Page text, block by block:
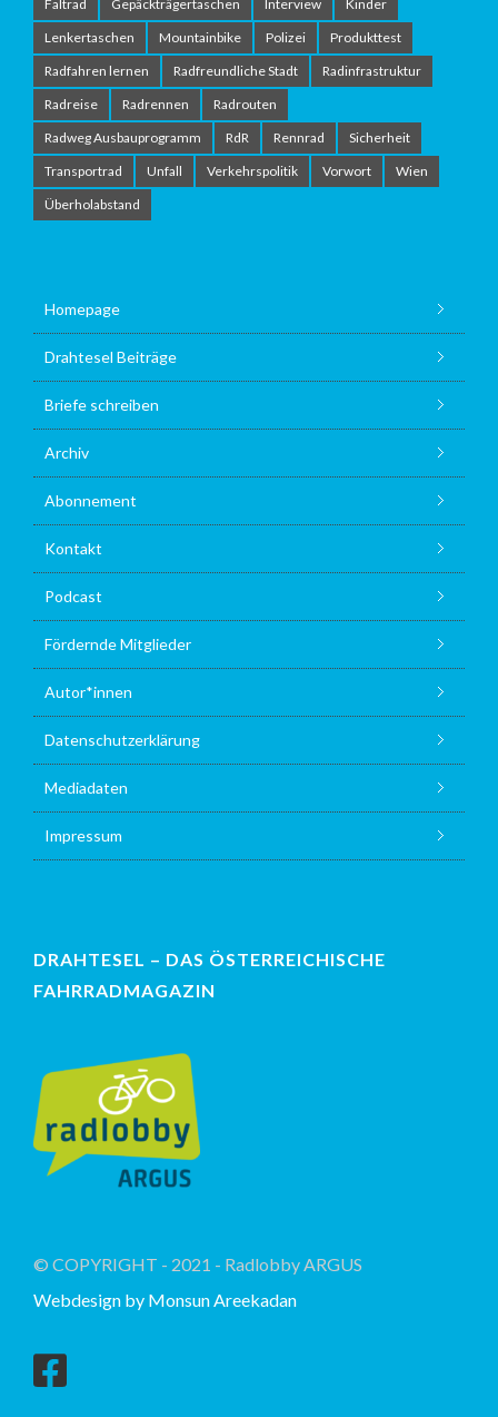
Faltrad
Gepäckträgertaschen Interview
Kinder
Lenkertaschen
Mountainbike Polizei
Produkttest
Radfahren lernen
Radfreundliche Stadt
Radinfrastruktur
Radreise
Radrennen
Radrouten
Radweg Ausbauprogramm
RdR Rennrad
Sicherheit
Transportrad
Unfall Verkehrspolitik Vorwort
Wien
Überholabstand
Homepage
Drahtesel Beiträge
Briefe schreiben
Archiv
Abonnement
Kontakt
Podcast
Fördernde Mitglieder
Autor*innen
Datenschutzerklärung
Mediadaten
Impressum
DRAHTESEL – DAS ÖSTERREICHISCHE
FAHRRADMAGAZIN
© COPYRIGHT - 2021 - Radlobby ARGUS
Webdesign by Monsun Areekadan